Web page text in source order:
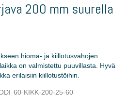
200 mm suurella
hioma- ja kiillotusvahojen
on valmistettu puuvillasta. Hyvä
erilaisiin kiillotustöihin.
60-KIKK-200-25-60